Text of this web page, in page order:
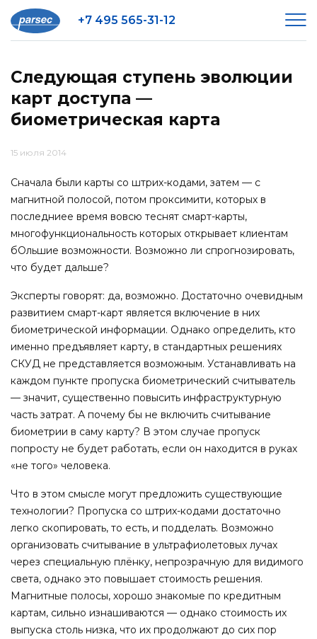
+7 495 565-31-12
Следующая ступень эволюции
карт доступа —
биометрическая карта
15 июля 2014
Сначала были карты со штрих-кодами, затем — с
магнитной полосой, потом проксимити, которых в
последниее время вовсю теснят смарт-карты,
многофункциональность которых открывает клиентам
бОльшие возможности. Возможно ли спрогнозировать,
что будет дальше?
Эксперты говорят: да, возможно. Достаточно очевидным
развитием смарт-карт является включение в них
биометрической информации. Однако определить, кто
именно предъявляет карту, в стандартных решениях
СКУД не представляется возможным. Устанавливать на
каждом пункте пропуска биометрический считыватель
— значит, существенно повысить инфраструктурную
часть затрат. А почему бы не включить считывание
биометрии в саму карту? В этом случае пропуск
попросту не будет работать, если он находится в руках
«не того» человека.
Что в этом смысле могут предложить существующие
технологии? Пропуска со штрих-кодами достаточно
легко скопировать, то есть, и подделать. Возможно
организовать считывание в ультрафиолетовых лучах
через специальную плёнку, непрозрачную для видимого
света, однако это повышает стоимость решения.
Магнитные полосы, хорошо знакомые по кредитным
картам, сильно изнашиваются — однако стоимость их
выпуска столь низка, что их продолжают до сих пор